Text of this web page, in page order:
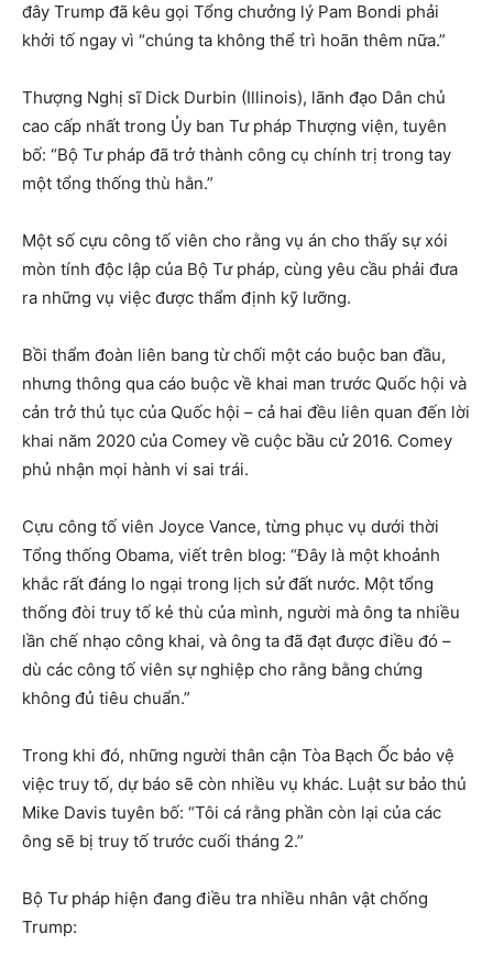
đây Trump đã kêu gọi Tổng chưởng lý Pam Bondi phải
khởi tố ngay vì “chúng ta không thể trì hoãn thêm nữa.”
Thượng Nghị sĩ Dick Durbin (Illinois), lãnh đạo Dân chủ
cao cấp nhất trong Ủy ban Tư pháp Thượng viện, tuyên
bố: “Bộ Tư pháp đã trở thành công cụ chính trị trong tay
một tổng thống thù hằn.”
Một số cựu công tố viên cho rằng vụ án cho thấy sự xói
mòn tính độc lập của Bộ Tư pháp, cùng yêu cầu phải đưa
ra những vụ việc được thẩm định kỹ lưỡng.
Bồi thẩm đoàn liên bang từ chối một cáo buộc ban đầu,
nhưng thông qua cáo buộc về khai man trước Quốc hội và
cản trở thủ tục của Quốc hội – cả hai đều liên quan đến lời
khai năm 2020 của Comey về cuộc bầu cử 2016. Comey
phủ nhận mọi hành vi sai trái.
Cựu công tố viên Joyce Vance, từng phục vụ dưới thời
Tổng thống Obama, viết trên blog: “Đây là một khoảnh
khắc rất đáng lo ngại trong lịch sử đất nước. Một tổng
thống đòi truy tố kẻ thù của mình, người mà ông ta nhiều
lần chế nhạo công khai, và ông ta đã đạt được điều đó –
dù các công tố viên sự nghiệp cho rằng bằng chứng
không đủ tiêu chuẩn.”
Trong khi đó, những người thân cận Tòa Bạch Ốc bảo vệ
việc truy tố, dự báo sẽ còn nhiều vụ khác. Luật sư bảo thủ
Mike Davis tuyên bố: “Tôi cá rằng phần còn lại của các
ông sẽ bị truy tố trước cuối tháng 2.”
Bộ Tư pháp hiện đang điều tra nhiều nhân vật chống
Trump: